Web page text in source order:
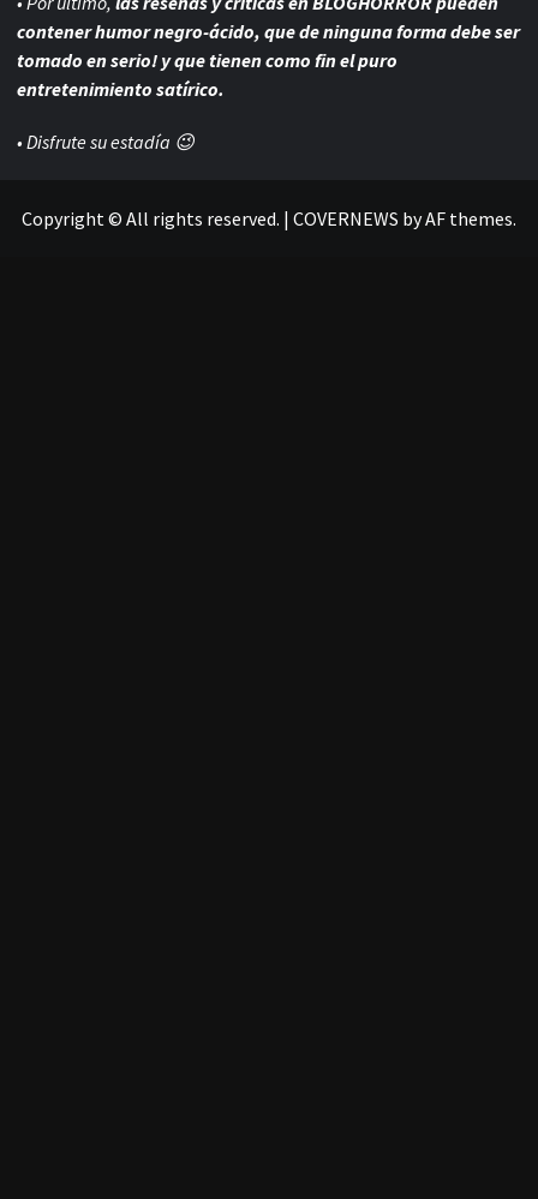
contener humor negro-ácido, que de ninguna forma debe ser
tomado en serio! y que tienen como fin el puro
entretenimiento satírico.
• Disfrute su estadía 😉
Copyright © All rights reserved. | COVERNEWS by AF themes.